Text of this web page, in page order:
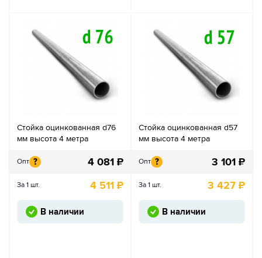
Стойка оцинкованная d76
мм высота 4 метра
Опт ? 4 081 ₽
За 1 шт. 4 511 ₽
В наличии
Стойка оцинкованная d57
мм высота 4 метра
Опт ? 3 101 ₽
За 1 шт. 3 427 ₽
В наличии